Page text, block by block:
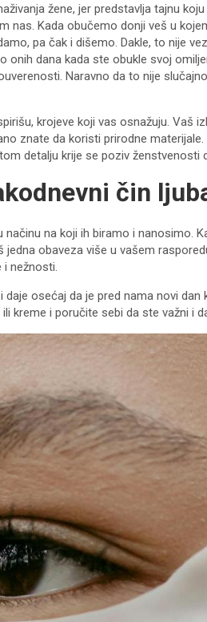
žene, jer predstavlja tajnu
nas. Kada obučemo donji veš u
pa čak i dišemo. Dakle, to nije
onih dana kada ste obukle svoj
Naravno da to nije
krojeve koji vas osnažuju. Vaš
znate da koristi prirodne
detalju krije se poziv ženstvenosti
čin
na koji ih biramo i nanosimo.
jedna obaveza više u vašem
i nežnosti.
daje osećaj da je pred nama novi
kreme i poručite sebi da ste važni i